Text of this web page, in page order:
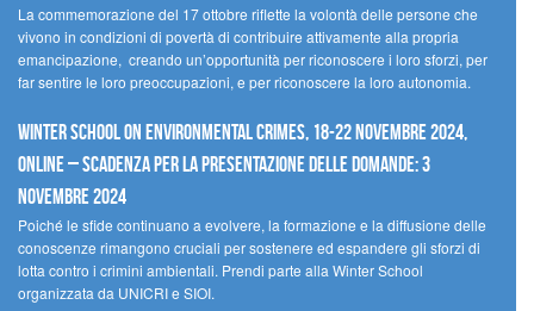
La commemorazione del 17 ottobre riflette la volontà delle persone che
vivono in condizioni di povertà di contribuire attivamente alla propria
emancipazione, creando un’opportunità per riconoscere i loro sforzi, per
far sentire le loro preoccupazioni, e per riconoscere la loro autonomia.
Winter School on Environmental Crimes, 18-22 novembre 2024,
Online – Scadenza per la presentazione delle domande: 3
novembre 2024
Poiché le sfide continuano a evolvere, la formazione e la diffusione delle
conoscenze rimangono cruciali per sostenere ed espandere gli sforzi di
lotta contro i crimini ambientali. Prendi parte alla Winter School
organizzata da UNICRI e SIOI.